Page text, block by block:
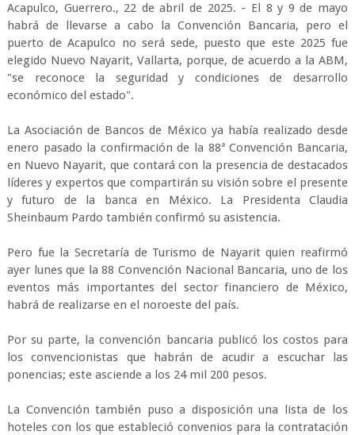
Acapulco, Guerrero., 22 de abril de 2025. - El 8 y 9 de mayo
habrá de llevarse a cabo la Convención Bancaria, pero el
puerto de Acapulco no será sede, puesto que este 2025 fue
elegido Nuevo Nayarit, Vallarta, porque, de acuerdo a la ABM,
"se reconoce la seguridad y condiciones de desarrollo
económico del estado".
La Asociación de Bancos de México ya había realizado desde
enero pasado la confirmación de la 88ª Convención Bancaria,
en Nuevo Nayarit, que contará con la presencia de destacados
líderes y expertos que compartirán su visión sobre el presente
y futuro de la banca en México. La Presidenta Claudia
Sheinbaum Pardo también confirmó su asistencia.
Pero fue la Secretaría de Turismo de Nayarit quien reafirmó
ayer lunes que la 88 Convención Nacional Bancaria, uno de los
eventos más importantes del sector financiero de México,
habrá de realizarse en el noroeste del país.
Por su parte, la convención bancaria publicó los costos para
los convencionistas que habrán de acudir a escuchar las
ponencias; este asciende a los 24 mil 200 pesos.
La Convención también puso a disposición una lista de los
hoteles con los que estableció convenios para la contratación